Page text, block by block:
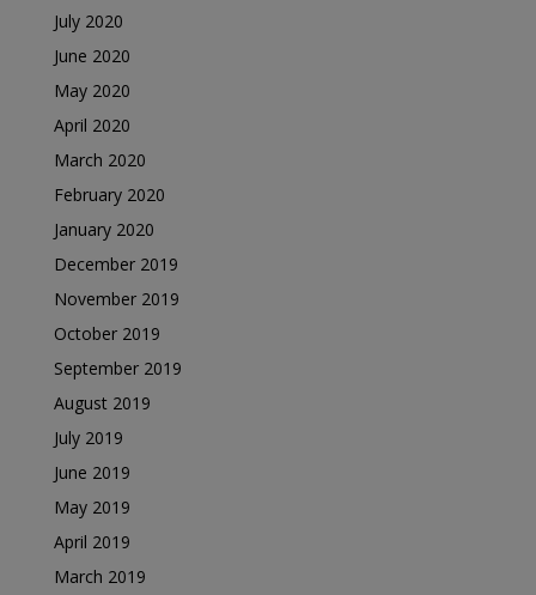
July 2020
June 2020
May 2020
April 2020
March 2020
February 2020
January 2020
December 2019
November 2019
October 2019
September 2019
August 2019
July 2019
June 2019
May 2019
April 2019
March 2019